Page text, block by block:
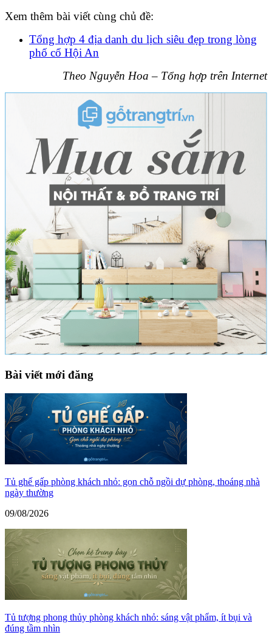
Xem thêm bài viết cùng chủ đề:
Tổng hợp 4 địa danh du lịch siêu đẹp trong lòng
phố cổ Hội An
Theo Nguyễn Hoa – Tổng hợp trên Internet
Bài viết mới đăng
Tủ ghế gấp phòng khách nhỏ: gọn chỗ ngồi dự phòng, thoáng nhà
ngày thường
09/08/2026
Tủ tượng phong thủy phòng khách nhỏ: sáng vật phẩm, ít bụi và
đúng tầm nhìn